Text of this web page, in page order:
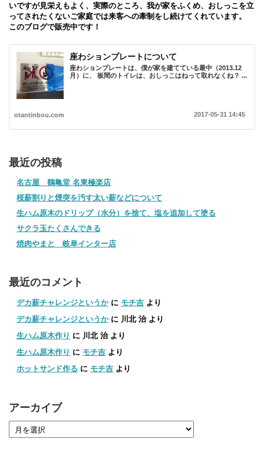
いですが見栄えもよく、実際のところ、我が家をふくめ、おしっこを立
ってされたくないご家庭では来客への牽制をし続けてくれています。
このブログで販売中です！
座わションプレートについて
座わションプレートは、僕が家を建てている最中（2013.12
月）に、 板間のトイレは、おしっこはねって取れなくね？ ...
otantinbou.com 2017-05-31 14:45
最近の投稿
名古屋 鶴亀堂 名東極楽店
桜薪割りと煙突を汚す太い薪などについて
生ハム原木のドリップ（水分）を捨て、塩を追加して塗る
サクラ玉たくさんできる
焼肉やまと 岐阜インター店
最近のコメント
デカ薪チャレンジというかに モチ吉 より
デカ薪チャレンジというかに 川北 治より
生ハム原木作り に 川北 治より
生ハム原木作り に モチ吉 より
ホットサンド作る に モチ吉 より
アーカイブ